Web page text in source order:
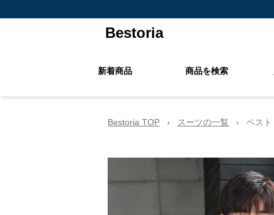
Bestoria
新着商品 商品を検索
Bestoria TOP › スーツの一覧 › ベスト